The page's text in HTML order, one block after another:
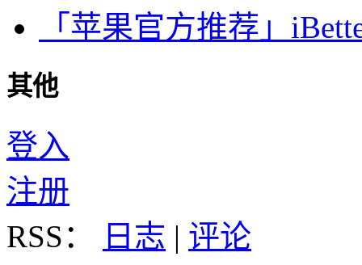
「苹果官方推荐」
其他
登入
注册
RSS：
日志 | 评论